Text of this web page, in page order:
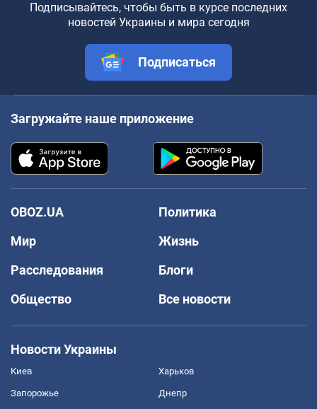
Подписывайтесь, чтобы быть в курсе последних
новостей Украины и мира сегодня
Подписаться
Загружайте наше приложение
OBOZ.UA
Политика
Мир
Жизнь
Расследования
Блоги
Общество
Все новости
Новости Украины
Киев Харьков
Запорожье Днепр